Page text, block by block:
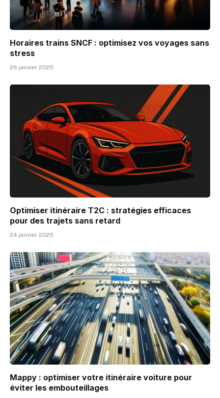
Horaires trains SNCF : optimisez vos voyages sans
stress
26 janvier 2025
Optimiser itinéraire T2C : stratégies efficaces
pour des trajets sans retard
24 janvier 2025
Mappy : optimiser votre itinéraire voiture pour
éviter les embouteillages